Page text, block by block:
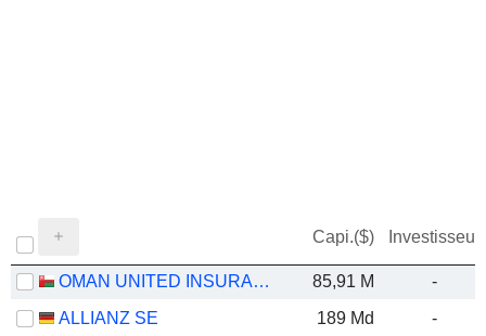
Capi.($) Investisseur
OMAN UNITED INSURANCE COMPANY SAOG 85,91 M
-
ALLIANZ SE
189 Md -